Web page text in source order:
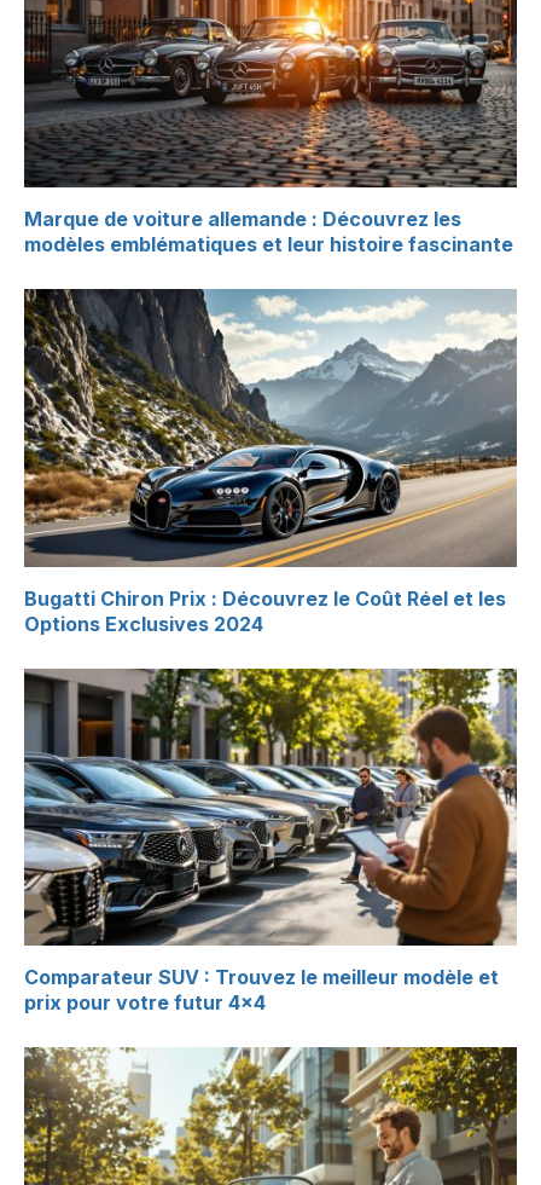
Marque de voiture allemande : Découvrez les
modèles emblématiques et leur histoire fascinante
Bugatti Chiron Prix : Découvrez le Coût Réel et les
Options Exclusives 2024
Comparateur SUV : Trouvez le meilleur modèle et
prix pour votre futur 4×4